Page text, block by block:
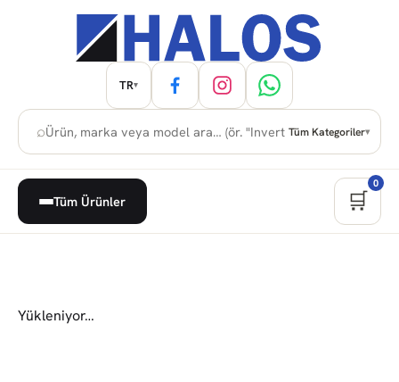
⌕ Tüm Kategoriler▾
TR▾
Tüm Ürünler 🛒
0
Yükleniyor…